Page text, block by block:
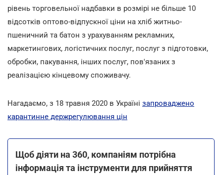
рівень торговельної надбавки в розмірі не більше 10
відсотків оптово-відпускної ціни на хліб житньо-
пшеничний та батон з урахуванням рекламних,
маркетингових, логістичних послуг, послуг з підготовки,
обробки, пакування, інших послуг, пов'язаних з
реалізацією кінцевому споживачу.
Нагадаємо, з 18 травня 2020 в Україні запроваджено
карантинне держрегулювання цін
Щоб діяти на 360, компаніям потрібна
інформація та інструменти для прийняття